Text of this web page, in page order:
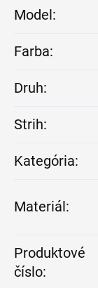
Model:
Farba:
Druh:
Strih:
Kategória:
Materiál:
Produktové
číslo: